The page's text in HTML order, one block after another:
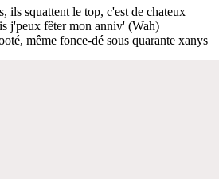
ils squattent le top, c'est de chateux
j'peux fêter mon anniv' (Wah)
même fonce-dé sous quarante xanys